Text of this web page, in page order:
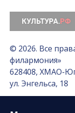
© 2026. Все
филармония»
628408, ХМАО-
ул. Энгельса, 18